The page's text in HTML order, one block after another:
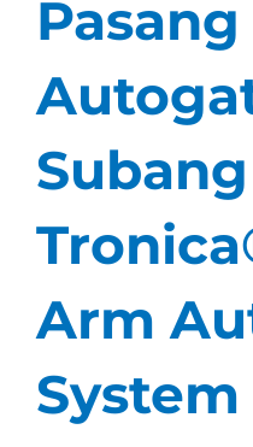
Pasang
Arm
System